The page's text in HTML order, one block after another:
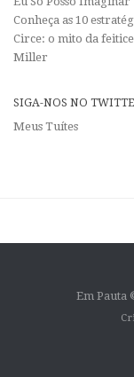
Conheça as 10
Circe: o mito da
Miller
SIGA-NOS NO
Meus Tuítes
Em Pauta